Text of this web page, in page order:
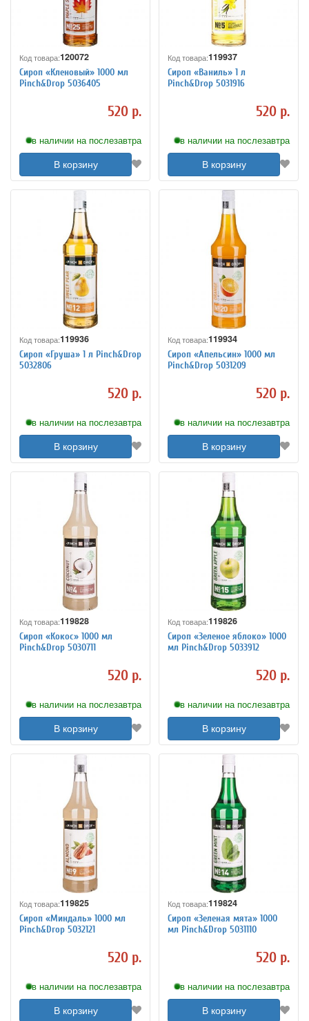
Код товара:120072
Сироп «Кленовый» 1000 мл
Pinch&Drop 5036405
520 р.
в наличии на послезавтра
В корзину
Код товара:119937
Сироп «Ваниль» 1 л
Pinch&Drop 5031916
520 р.
в наличии на послезавтра
В корзину
Код товара:119936
Сироп «Груша» 1 л Pinch&Drop
5032806
520 р.
в наличии на послезавтра
В корзину
Код товара:119934
Сироп «Апельсин» 1000 мл
Pinch&Drop 5031209
520 р.
в наличии на послезавтра
В корзину
Код товара:119828
Сироп «Кокос» 1000 мл
Pinch&Drop 5030711
520 р.
в наличии на послезавтра
В корзину
Код товара:119826
Сироп «Зеленое яблоко» 1000
мл Pinch&Drop 5033912
520 р.
в наличии на послезавтра
В корзину
Код товара:119825
Сироп «Миндаль» 1000 мл
Pinch&Drop 5032121
520 р.
в наличии на послезавтра
В корзину
Код товара:119824
Сироп «Зеленая мята» 1000
мл Pinch&Drop 5031110
520 р.
в наличии на послезавтра
В корзину